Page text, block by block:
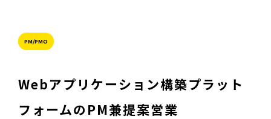
PM/PMO
Webアプリケーション構築プラット
フォームのPM兼提案営業